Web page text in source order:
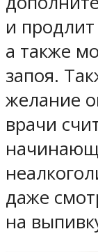
и
а также
запоя.
желание
врачи
даже
на